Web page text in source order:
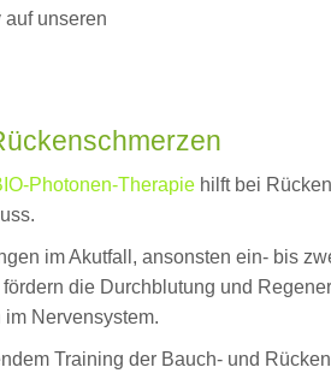
unseren
Photonen-Therapie hilft bei
im Akutfall, ansonsten ein- bis
die Durchblutung und
Nervensystem.
Training der Bauch- und